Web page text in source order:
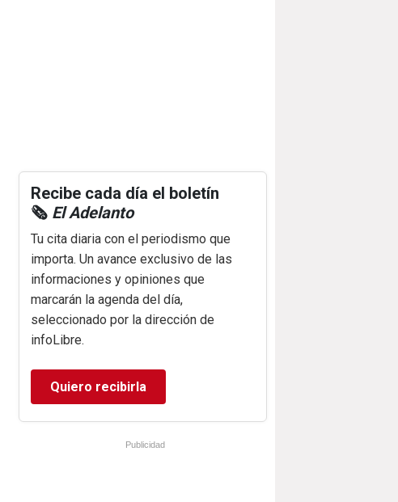
Recibe cada día el boletín
🗞️ El Adelanto
Tu cita diaria con el periodismo que
importa. Un avance exclusivo de las
informaciones y opiniones que
marcarán la agenda del día,
seleccionado por la dirección de
infoLibre.
Quiero recibirla
Publicidad